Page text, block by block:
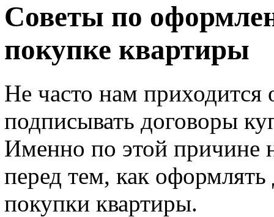
Советы по
покупке квартиры
Не часто нам приходится
подписывать договоры
Именно по этой причине
перед тем, как
покупки квартиры.